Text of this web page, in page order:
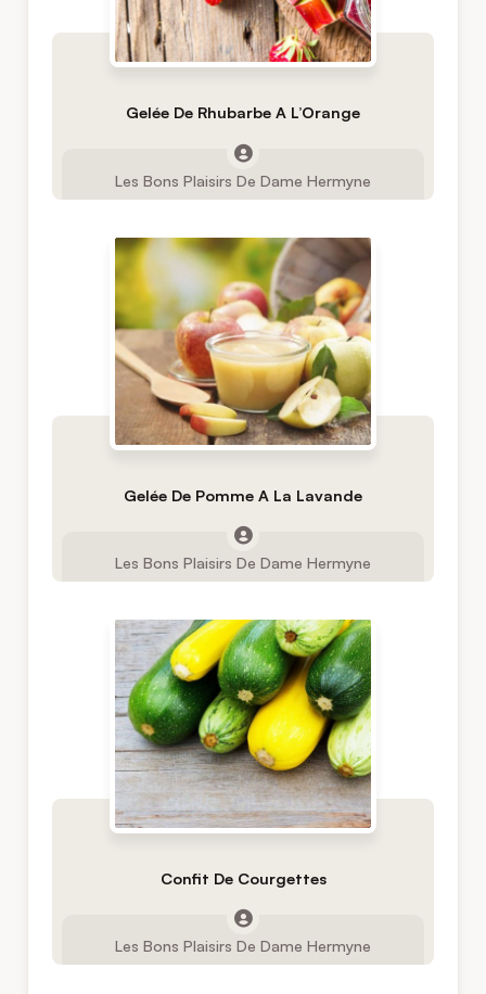
Gelée De Rhubarbe A L’Orange
Les Bons Plaisirs De Dame Hermyne
Gelée De Pomme A La Lavande
Les Bons Plaisirs De Dame Hermyne
Confit De Courgettes
Les Bons Plaisirs De Dame Hermyne